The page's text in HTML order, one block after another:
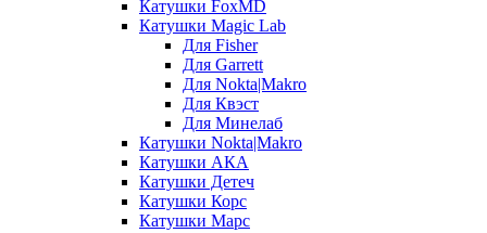
Катушки FoxMD
Катушки Magic Lab
Для Fisher
Для Garrett
Для Nokta|Makro
Для Квэст
Для Минелаб
Катушки Nokta|Makro
Катушки АКА
Катушки Детеч
Катушки Корс
Катушки Марс